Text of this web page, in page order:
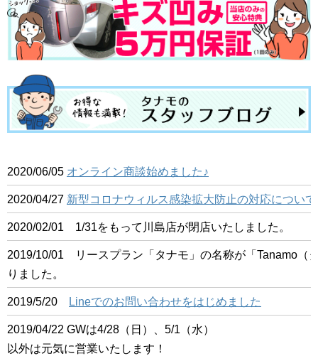
2020/06/05 オンライン商談始めました♪
2020/04/27 新型コロナウィルス感染拡大防止の対応について
2020/02/01 1/31をもって川島店が閉店いたしました。
2019/10/01 リースプラン「タナモ」の名称が「Tanamo（
りました。
2019/5/20 Lineでのお問い合わせをはじめました
2019/04/22 GWは4/28（日）、5/1（水）
以外は元気に営業いたします！